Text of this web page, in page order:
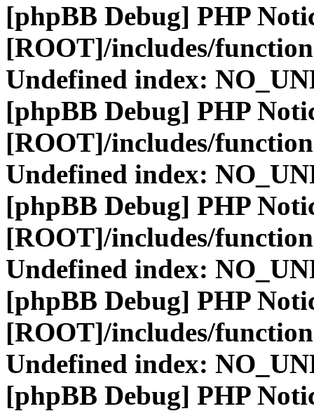
[phpBB Debug] PHP
[ROOT]/includes/
Undefined index:
[phpBB Debug] PHP
[ROOT]/includes/
Undefined index:
[phpBB Debug] PHP
[ROOT]/includes/
Undefined index:
[phpBB Debug] PHP
[ROOT]/includes/
Undefined index:
[phpBB Debug] PHP